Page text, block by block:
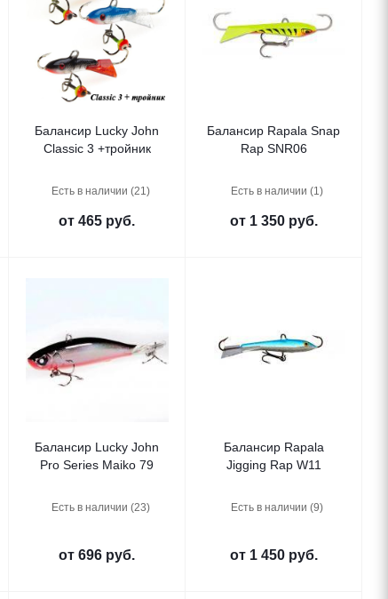
Балансир Lucky John
Classic 3 +тройник
Есть в наличии (21)
от465 руб.
Балансир Rapala Snap
Rap SNR06
Есть в наличии (1)
от 1 350 руб.
Балансир Lucky John
Pro Series Maiko 79
Есть в наличии (23)
от696 руб.
Балансир Rapala
Jigging Rap W11
Есть в наличии (9)
от 1 450 руб.